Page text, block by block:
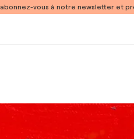
abonnez-vous à notre newsletter et